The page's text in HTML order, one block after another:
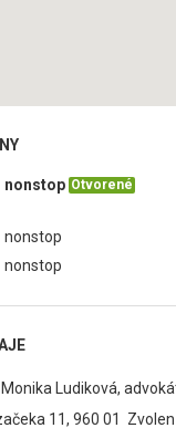
nonstop Otvorené
nonstop
nonstop
Monika Ludiková,
11, 960 01 Zvolen